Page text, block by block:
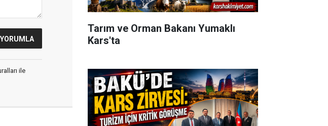
ile
Tarım ve Orman Bakanı Yumaklı
Kars'ta